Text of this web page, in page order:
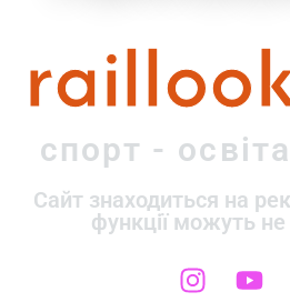
спорт -
Сайт знаходиться на
функції можуть